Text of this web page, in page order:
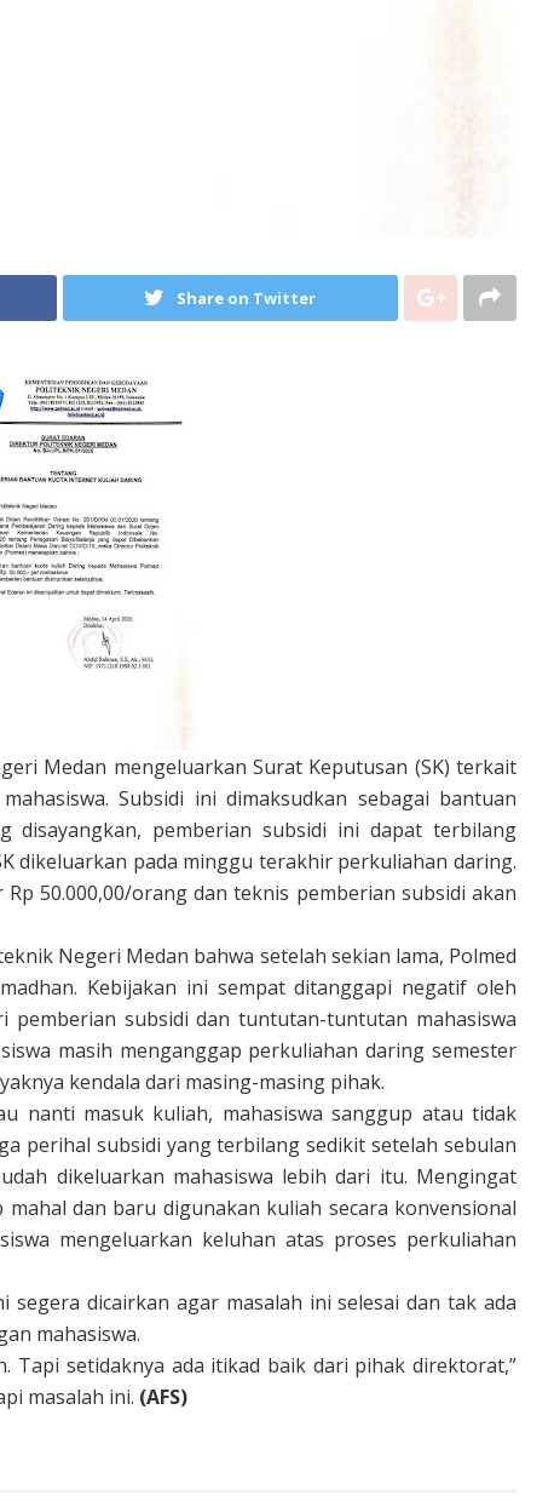
Share on Twitter
Medan mengeluarkan Surat Keputusan (SK) terkait
Subsidi ini dimaksudkan sebagai bantuan
disayangkan, pemberian subsidi ini dapat terbilang
dikeluarkan pada minggu terakhir perkuliahan daring.
50.000,00/orang dan teknis pemberian subsidi akan
Negeri Medan bahwa setelah sekian lama, Polmed
Kebijakan ini sempat ditanggapi negatif oleh
pemberian subsidi dan tuntutan-tuntutan mahasiswa
masih menganggap perkuliahan daring semester
kendala dari masing-masing pihak.
nanti masuk kuliah, mahasiswa sanggup atau tidak
perihal subsidi yang terbilang sedikit setelah sebulan
dikeluarkan mahasiswa lebih dari itu. Mengingat
dan baru digunakan kuliah secara konvensional
mengeluarkan keluhan atas proses perkuliahan
segera dicairkan agar masalah ini selesai dan tak ada
mahasiswa.
Tapi setidaknya ada itikad baik dari pihak direktorat,”
masalah ini. (AFS)